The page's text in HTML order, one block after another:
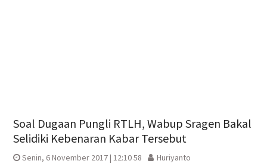
Soal Dugaan Pungli RTLH, Wabup Sragen Bakal
Selidiki Kebenaran Kabar Tersebut
Senin, 6 November 2017 | 12:10 58 Huriyanto